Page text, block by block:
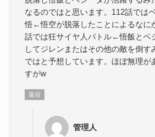
なるのではと思います。112話では
悟←悟空が脱落したことによるなに
話では狂サイヤ人バトル←悟飯とベ
してジレンまたはその他の敵を倒す
ではと予想しています。ほぼ無理が
すがw
返信
管理人